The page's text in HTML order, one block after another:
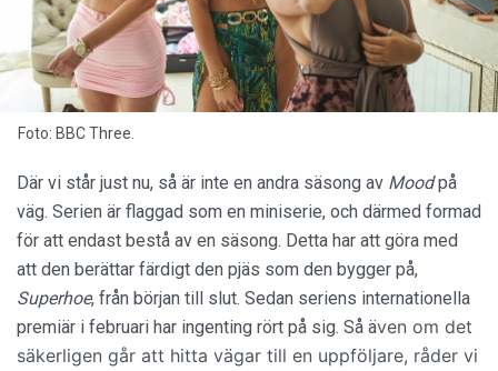
Foto: BBC Three.
Där vi står just nu, så är inte en andra säsong av Moodpå
väg. Serien är flaggad som en miniserie, och därmed formad
för att endast bestå av en säsong. Detta har att göra med
att den berättar färdigt den pjäs som den bygger på,
Superhoe, från början till slut. Sedan seriens internationella
premiär i februari har ingenting rört på sig. Så även om det
säkerligen går att hitta vägar till en uppföljare, råder vi